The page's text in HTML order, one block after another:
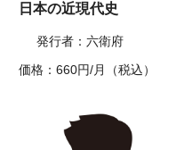
日本の近現代史
発行者：六衛府
価格：660円/月（税込）